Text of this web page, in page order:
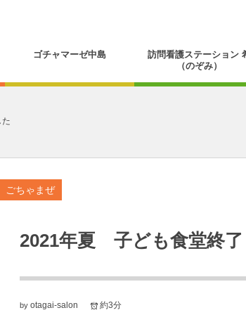
ゴチャマーゼ中島
訪問看護ステーション
（のぞみ）
ごちゃまぜ
2021年夏 子ども食堂終了
by otagai-salon 約3分